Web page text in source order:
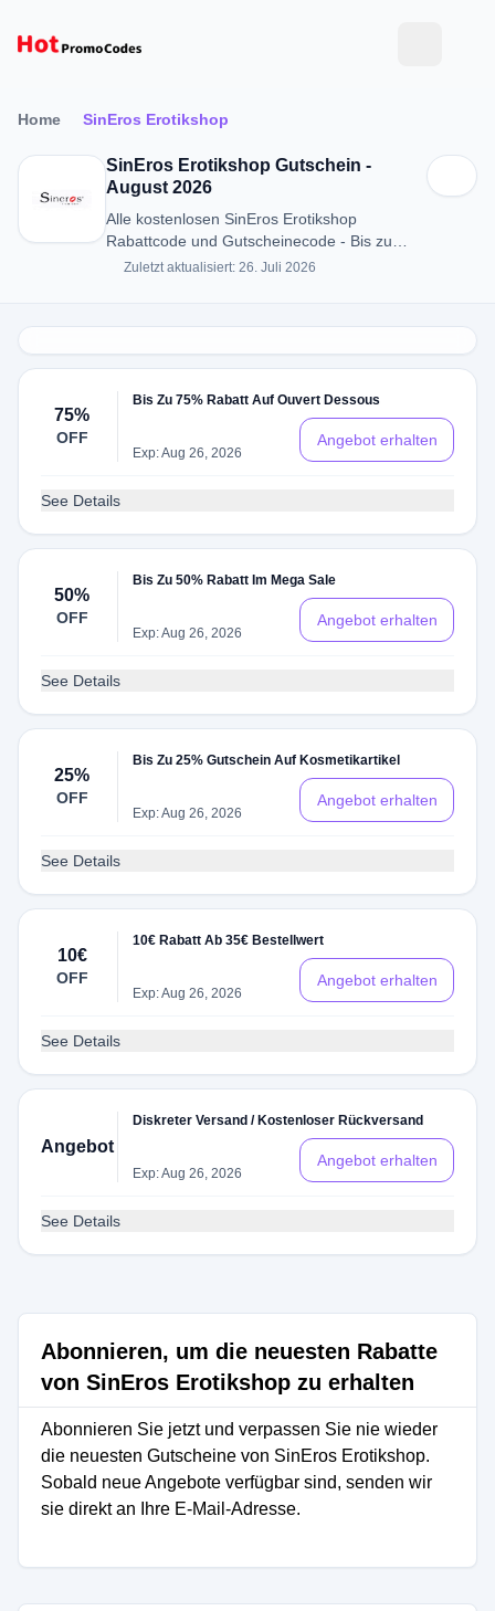
Home SinEros Erotikshop
SinEros Erotikshop Gutschein -
August 2026
Alle kostenlosen SinEros Erotikshop
Rabattcode und Gutscheinecode - Bis zu
75% RABATT in August 2026
Zuletzt aktualisiert: 26. Juli 2026
75%
OFF
Bis Zu 75% Rabatt Auf Ouvert Dessous
Exp: Aug 26, 2026
Angebot erhalten
See Details
50%
OFF
Bis Zu 50% Rabatt Im Mega Sale
Exp: Aug 26, 2026
Angebot erhalten
See Details
25%
OFF
Bis Zu 25% Gutschein Auf Kosmetikartikel
Exp: Aug 26, 2026
Angebot erhalten
See Details
10€
OFF
10€ Rabatt Ab 35€ Bestellwert
Exp: Aug 26, 2026
Angebot erhalten
See Details
Angebot
Diskreter Versand / Kostenloser Rückversand
Exp: Aug 26, 2026
Angebot erhalten
See Details
Abonnieren, um die neuesten Rabatte
von SinEros Erotikshop zu erhalten
Abonnieren Sie jetzt und verpassen Sie nie wieder
die neuesten Gutscheine von SinEros Erotikshop.
Sobald neue Angebote verfügbar sind, senden wir
sie direkt an Ihre E-Mail-Adresse.